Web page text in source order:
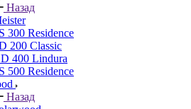
Назад
300 Residence
200 Classic
400 Lindura
500 Residence
Назад